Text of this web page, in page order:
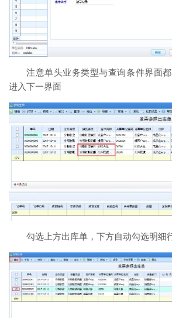
注意单头业务类型与查询条件界面
进入下一界面
勾选上方出库单，下方自动勾选明细